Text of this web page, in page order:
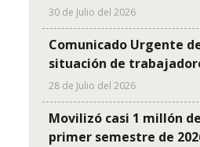
30 de Julio del 2026
Comunicado Urgente
situación de
28 de Julio del 2026
Movilizó casi 1 millón
primer semestre de